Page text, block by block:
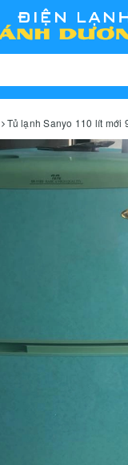
Tủ lạnh Sanyo 110 lít mới